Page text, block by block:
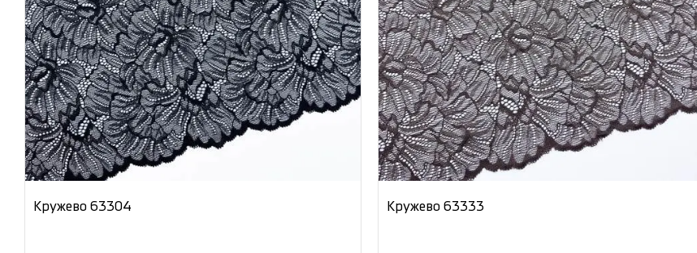
Кружево 63304 Кружево 63333